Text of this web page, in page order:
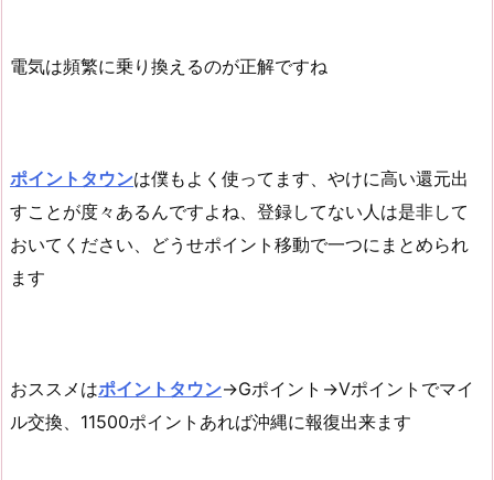
電気は頻繁に乗り換えるのが正解ですね
ポイントタウンは僕もよく使ってます、やけに高い還元出
すことが度々あるんですよね、登録してない人は是非して
おいてください、どうせポイント移動で一つにまとめられ
ます
おススメはポイントタウン→Gポイント→Vポイントでマイ
ル交換、11500ポイントあれば沖縄に報復出来ます